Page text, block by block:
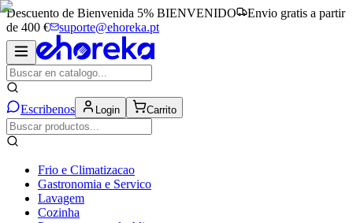
Descuento de Bienvenida 5% BIENVENIDO
Envio gratis a partir
de 400 €
suporte@ehoreka.pt
Escribenos Login Carrito
Frio e Climatizacao
Gastronomia e Servico
Lavagem
Cozinha